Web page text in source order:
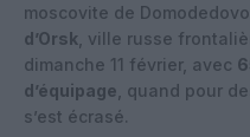
moscovite de
d’Orsk , ville russe
dimanche 11 février, avec
d’équipage , quand pour
s’est écrasé.